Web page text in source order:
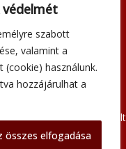
szabott
valamint a
használunk.
hozzájárulhat a
összes elfogadása
Könyv- és Kegytárgybolt